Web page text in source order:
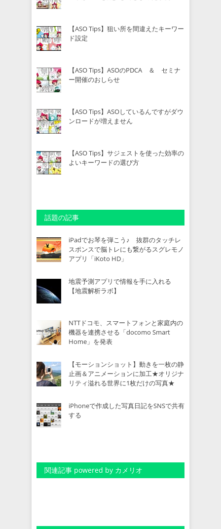
【ASO Tips】狙い所を間違えたキーワー
ド設定
【ASO Tips】ASOのPDCA ＆ セミナ
ー開催のおしらせ
【ASO Tips】ASOしているんですがダウ
ンロードが増えません
【ASO Tips】サジェストを使った効率の
よいキーワードの選び方
話題の記事
iPadでお琴を弾こう♪ 抜群のタッチレ
スポンスで脳トレにも繋がるスグレモノ
アプリ「iKoto HD」
地震予測アプリで情報を手に入れる
【地震解析ラボ】
NTTドコモ、スマートフォンと家庭内の
機器を連携させる「docomo Smart
Home」を発表
【モーションショット】動きを一枚の静
止画＆アニメーションに加工★オリジナ
リティ溢れる世界に1枚だけの写真★
iPhoneで作成した写真日記をSNSで共有
する
関連記事 powered by カメリオ